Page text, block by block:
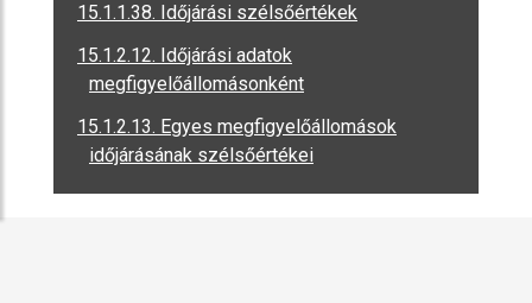
15.1.1.38. Időjárási szélsőértékek
15.1.2.12. Időjárási adatok
megfigyelőállomásonként
15.1.2.13. Egyes megfigyelőállomások
időjárásának szélsőértékei